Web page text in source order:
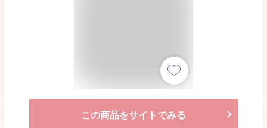
この商品をサイトでみる